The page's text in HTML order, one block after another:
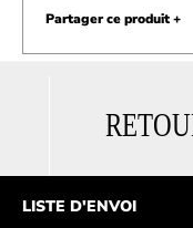
Partager ce produit +
LISTE D'ENVOI